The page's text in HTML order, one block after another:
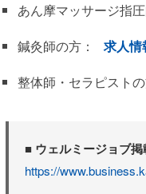
あん摩マッサージ指圧
鍼灸師の方：
求人情
整体師・セラピストの
■ ウェルミージョブ
https://